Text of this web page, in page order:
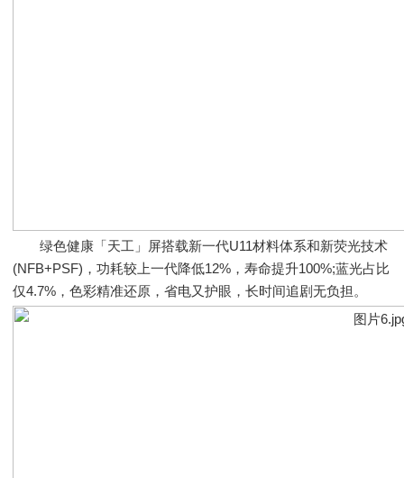
绿色健康「天工」屏搭载新一代U11材料体系和新荧光技术
(NFB+PSF)，功耗较上一代降低12%，寿命提升100%;蓝光占比
仅4.7%，色彩精准还原，省电又护眼，长时间追剧无负担。